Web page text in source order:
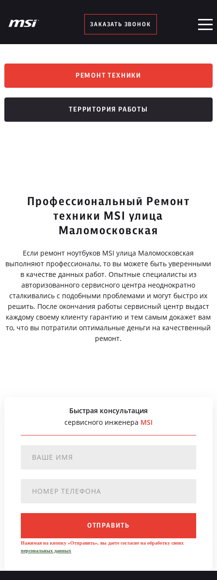
ЗАКАЗАТЬ ЗВОНОК
РЕМОНТ ТЕХНИКИ
ТЕРРИТОРИЯ РАБОТЫ
Профессиональный Ремонт
техники MSI улица
Маломосковская
Если ремонт ноутбуков MSI улица Маломосковская
выполняют профессионалы, то вы можете быть уверенными
в качестве данных работ. Опытные специалисты из
авторизованного сервисного центра неоднократно
сталкивались с подобными проблемами и могут быстро их
решить. После окончания работы сервисный центр выдаст
каждому своему клиенту гарантию и тем самым докажет вам
то, что вы потратили оптимальные деньги на качественный
ремонт.
Быстрая консультация
сервисного инженера MSI
ОТПРАВИТЬ
Нажимая на кнопку «Отправить», вы даете согласие на обработку своих
персональных данных